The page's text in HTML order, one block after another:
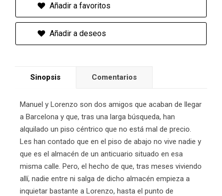
Añadir a favoritos
Añadir a deseos
Sinopsis Comentarios
Manuel y Lorenzo son dos amigos que acaban de llegar
a Barcelona y que, tras una larga búsqueda, han
alquilado un piso céntrico que no está mal de precio.
Les han contado que en el piso de abajo no vive nadie y
que es el almacén de un anticuario situado en esa
misma calle. Pero, el hecho de que, tras meses viviendo
allí, nadie entre ni salga de dicho almacén empieza a
inquietar bastante a Lorenzo, hasta el punto de